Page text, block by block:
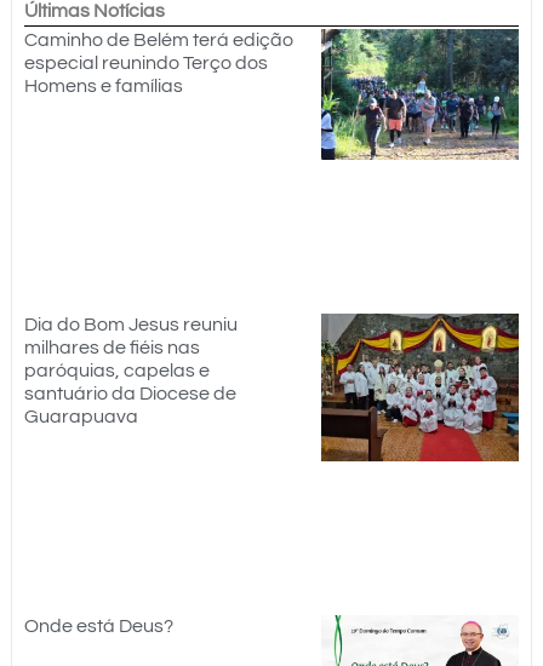
Últimas Notícias
Caminho de Belém terá edição
especial reunindo Terço dos
Homens e famílias
Dia do Bom Jesus reuniu
milhares de fiéis nas
paróquias, capelas e
santuário da Diocese de
Guarapuava
Onde está Deus?